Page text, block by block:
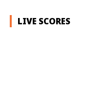
LIVE SCORES